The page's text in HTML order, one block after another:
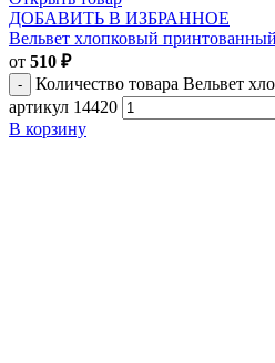
ДОБАВИТЬ В ИЗБРАННОЕ
Вельвет хлопковый
от 510 ₽
Количество товара Вельвет
артикул 14420
В корзину